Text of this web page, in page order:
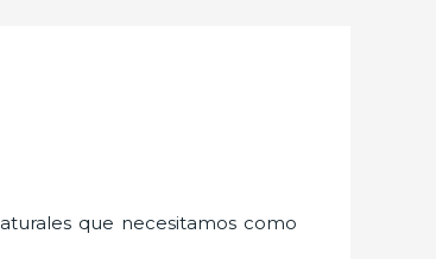
que necesitamos como